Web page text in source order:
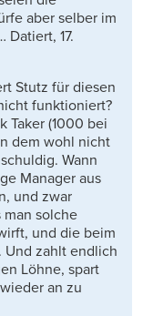
aber selber im
17.
Stutz für diesen
funktioniert?
Taker (1000 bei
dem wohl nicht
Wann
Manager aus
und zwar
solche
und die beim
Und zahlt endlich
Löhne, spart
an zu